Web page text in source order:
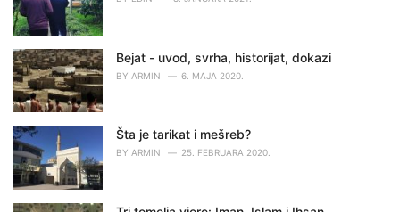
Bejat - uvod, svrha, historijat, dokazi
BY ARMIN 6. MAJA 2020.
Šta je tarikat i mešreb?
BY ARMIN 25. FEBRUARA 2020.